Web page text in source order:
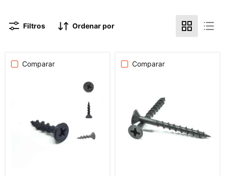
Filtros Ordenar por
Comparar Comparar